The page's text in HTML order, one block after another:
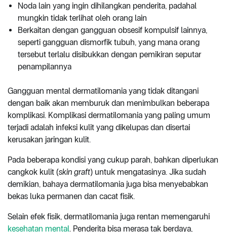
Noda lain yang ingin dihilangkan penderita, padahal
mungkin tidak terlihat oleh orang lain
Berkaitan dengan gangguan obsesif kompulsif lainnya,
seperti gangguan dismorfik tubuh, yang mana orang
tersebut terlalu disibukkan dengan pemikiran seputar
penampilannya
Gangguan mental dermatilomania yang tidak ditangani
dengan baik akan memburuk dan menimbulkan beberapa
komplikasi. Komplikasi dermatilomania yang paling umum
terjadi adalah infeksi kulit yang dikelupas dan disertai
kerusakan jaringan kulit.
Pada beberapa kondisi yang cukup parah, bahkan diperlukan
cangkok kulit (skin graft) untuk mengatasinya. Jika sudah
demikian, bahaya dermatilomania juga bisa menyebabkan
bekas luka permanen dan cacat fisik.
Selain efek fisik, dermatilomania juga rentan memengaruhi
kesehatan mental. Penderita bisa merasa tak berdaya,